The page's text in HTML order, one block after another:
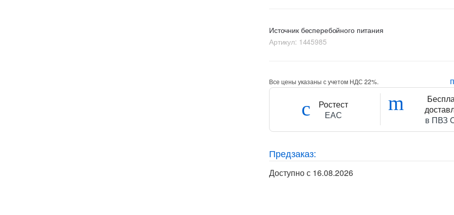
Источник бесперебойного питания
Артикул: 1445985
Все цены указаны с учетом НДС 22%.
Ростест
ЕАС
в ПВЗ
Предзаказ:
Доступно с 16.08.2026